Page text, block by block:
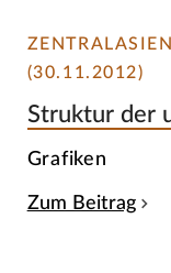
(30.11.2012)
Struktur der
Grafiken
Zum Beitrag